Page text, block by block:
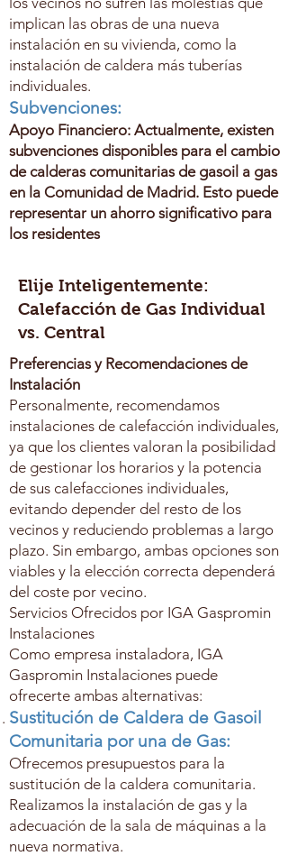
implican las obras de una nueva
instalación en su vivienda, como la
instalación de caldera más tuberías
individuales.
Subvenciones:
Apoyo Financiero: Actualmente, existen
subvenciones disponibles para el cambio
de calderas comunitarias de gasoil a gas
en la Comunidad de Madrid. Esto puede
representar un ahorro significativo para
los residentes
Elije Inteligentemente:
Calefacción de Gas Individual
vs. Central
Preferencias y Recomendaciones de
Instalación
Personalmente, recomendamos
instalaciones de calefacción individuales,
ya que los clientes valoran la posibilidad
de gestionar los horarios y la potencia
de sus calefacciones individuales,
evitando depender del resto de los
vecinos y reduciendo problemas a largo
plazo. Sin embargo, ambas opciones son
viables y la elección correcta dependerá
del coste por vecino.
Servicios Ofrecidos por IGA Gaspromin
Instalaciones
Como empresa instaladora, IGA
Gaspromin Instalaciones puede
ofrecerte ambas alternativas:
Sustitución de Caldera de Gasoil
Comunitaria por una de Gas:
Ofrecemos presupuestos para la
sustitución de la caldera comunitaria.
Realizamos la instalación de gas y la
adecuación de la sala de máquinas a la
nueva normativa.